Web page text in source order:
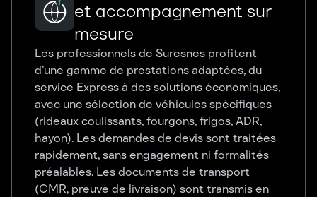
et accompagnement sur
mesure
Les professionnels de Suresnes profitent
d’une gamme de prestations adaptées, du
service Express à des solutions économiques,
avec une sélection de véhicules spécifiques
(rideaux coulissants, fourgons, frigos, ADR,
hayon). Les demandes de devis sont traitées
rapidement, sans engagement ni formalités
préalables. Les documents de transport
(CMR, preuve de livraison) sont transmis en